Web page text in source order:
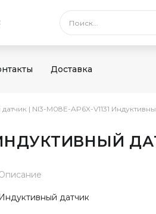
Доставка
| NI3-M08E-AP6X-V1131
ИНДУКТИВНЫЙ
Индуктивный датчик